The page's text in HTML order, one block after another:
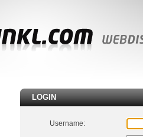
LOGIN
Username: